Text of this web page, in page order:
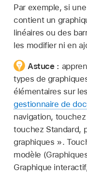
Par exemple, si
contient un
linéaires ou des
les modifier ni en
Astuce :
types de
élémentaires sur
gestionnaire de
navigation,
touchez Standard,
graphiques ».
modèle
Graphique